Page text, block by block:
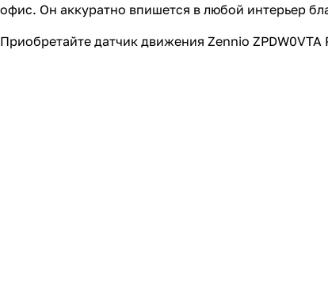
офис. Он аккуратно впишется в любой интерьер
Приобретайте датчик движения Zennio